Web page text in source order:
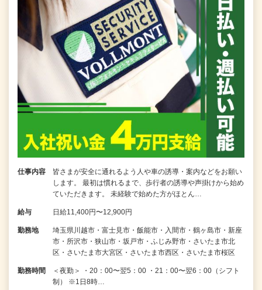
仕事内容
皆さまが安全に通れるよう人や車の誘導・案内などをお願い
します。 最初は慣れるまで、歩行者の誘導や声掛けから始め
ていただきます。 未経験で始めた方がほとん…
給与 日給11,400円〜12,900円
勤務地
埼玉県川越市・富士見市・飯能市・入間市・鶴ヶ島市・新座
市・所沢市・狭山市・坂戸市・ふじみ野市・さいたま市北
区・さいたま市大宮区・さいたま市西区・さいたま市桜区
勤務時間
＜夜勤＞ ・20：00〜翌5：00 ・21：00〜翌6：00（シフト
制） ※1日8時…